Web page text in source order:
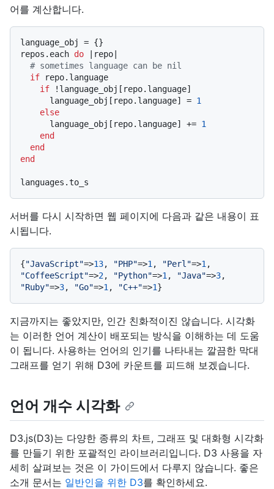
어를 계산합니다.
language_obj = {}
repos.each do repo
# sometimes language can be nil
if repo.language
if !language_obj[repo.language]
      language_obj[repo.language] =
1
else
      language_obj[repo.language] +=
1
end
end
end
서버를 다시 시작하면 웹 페이지에 다음과 같은 내용이 표
시됩니다.
{"JavaScript"=>13, "PHP"=>1, "Perl"=>1
"CoffeeScript"=>2, "Python"=>1, "Java"=>3
"Ruby"=>3, "Go"=>1, "C++"=>1
지금까지는 좋았지만, 인간 친화적이진 않습니다. 시각화
는 이러한 언어 계산이 배포되는 방식을 이해하는 데 도움
이 됩니다. 사용하는 언어의 인기를 나타내는 깔끔한 막대
그래프를 얻기 위해 D3에 카운트를 피드해 보겠습니다.
언어 개수 시각화
D3.js(D3)는 다양한 종류의 차트, 그래프 및 대화형 시각화
를 만들기 위한 포괄적인 라이브러리입니다. D3 사용을 자
세히 살펴보는 것은 이 가이드에서 다루지 않습니다. 좋은
소개 문서는 일반인을 위한 D3를 확인하세요.